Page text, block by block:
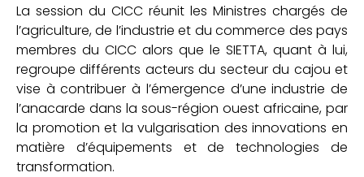
La session du CICC réunit les Ministres chargés de
l’agriculture, de l’industrie et du commerce des pays
membres du CICC alors que le SIETTA, quant à lui,
regroupe différents acteurs du secteur du cajou et
vise à contribuer à l’émergence d’une industrie de
l’anacarde dans la sous-région ouest africaine, par
la promotion et la vulgarisation des innovations en
matière d’équipements et de technologies de
transformation.